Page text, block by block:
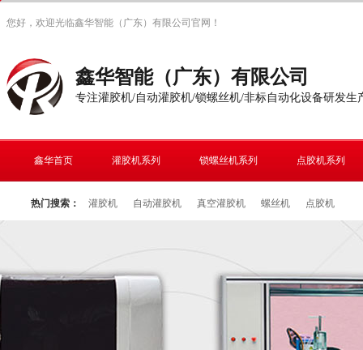
您好，欢迎光临鑫华智能（广东）有限公司官网！
鑫华智能（广东）有限公司
专注灌胶机/自动灌胶机/锁螺丝机/非标自动化设备研发生
鑫华首页 灌胶机系列 锁螺丝机系列 点胶机系列
热门搜索： 灌胶机 自动灌胶机 真空灌胶机 螺丝机 点胶机